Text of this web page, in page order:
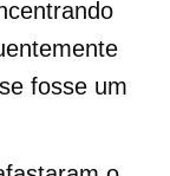
fosse um